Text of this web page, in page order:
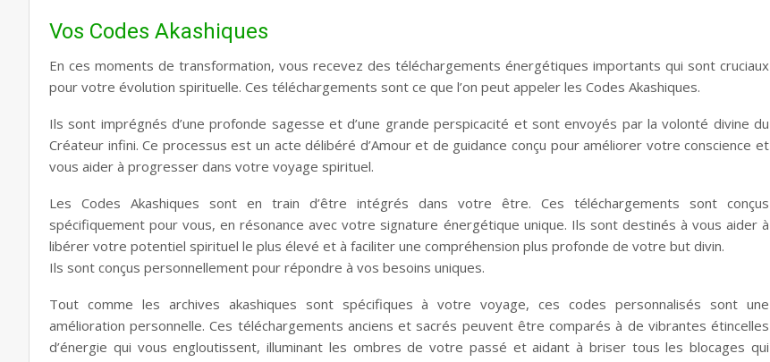
Vos Codes Akashiques
En ces moments de transformation, vous recevez des téléchargements énergétiques importants qui sont cruciaux
pour votre évolution spirituelle. Ces téléchargements sont ce que l’on peut appeler les Codes Akashiques.
Ils sont imprégnés d’une profonde sagesse et d’une grande perspicacité et sont envoyés par la volonté divine du
Créateur infini. Ce processus est un acte délibéré d’Amour et de guidance conçu pour améliorer votre conscience et
vous aider à progresser dans votre voyage spirituel.
Les Codes Akashiques sont en train d’être intégrés dans votre être. Ces téléchargements sont conçus
spécifiquement pour vous, en résonance avec votre signature énergétique unique. Ils sont destinés à vous aider à
libérer votre potentiel spirituel le plus élevé et à faciliter une compréhension plus profonde de votre but divin.
Ils sont conçus personnellement pour répondre à vos besoins uniques.
Tout comme les archives akashiques sont spécifiques à votre voyage, ces codes personnalisés sont une
amélioration personnelle. Ces téléchargements anciens et sacrés peuvent être comparés à de vibrantes étincelles
d’énergie qui vous engloutissent, illuminant les ombres de votre passé et aidant à briser tous les blocages qui